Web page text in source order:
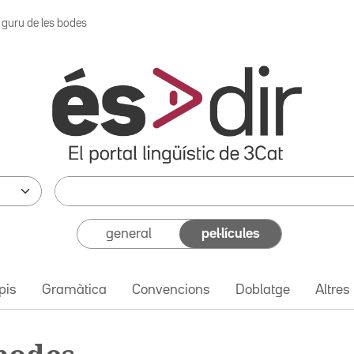
guru de les bodes
general pel·lícules
Gramàtica Convencions Doblatge Altres